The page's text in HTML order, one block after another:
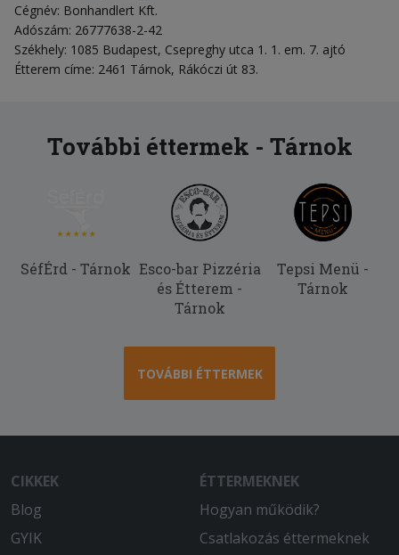
Cégnév: Bonhandlert Kft.
Adószám: 26777638-2-42
Székhely: 1085 Budapest, Csepreghy utca 1. 1. em. 7. ajtó
Étterem címe: 2461 Tárnok, Rákóczi út 83.
További éttermek - Tárnok
SéfÉrd - Tárnok Esco-bar Pizzéria
és Étterem -
Tárnok
Tepsi Menü -
Tárnok
TOVÁBBI ÉTTERMEK
CIKKEK
Blog
GYIK
ÉTTERMEKNEK
Hogyan működik?
Csatlakozás éttermeknek